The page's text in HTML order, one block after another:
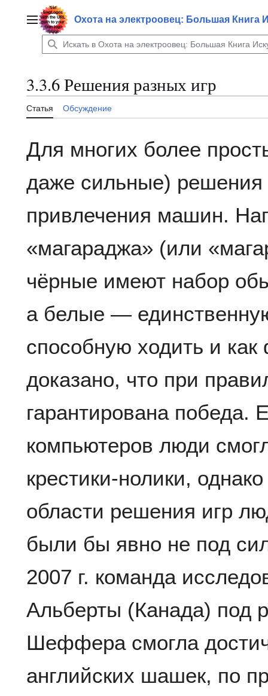
содержаниюГлавное менюОхота на электроовец: Большая Книга
3.3.6 Решения разных игр
Статья Обсуждение
Для многих более
даже сильные) решения
привлечения машин.
«магараджа» (или
чёрные имеют набор
а белые —
способную ходить и
доказано, что при
гарантирована победа.
компьютеров люди
крестики-нолики,
области решения игр
были бы явно не под
2007 г. команда
Альберты (Канада) под
Шеффера смогла
английских шашек, по